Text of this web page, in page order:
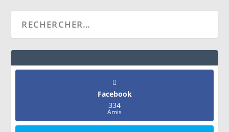
Facebook
334
Amis